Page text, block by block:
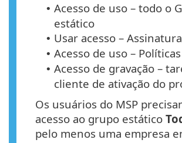
• Acesso de uso – todo o
estático
• Usar acesso –
• Acesso de uso – Políticas
• Acesso de gravação –
cliente de ativação do
Os usuários do MSP
acesso ao grupo estático
pelo menos uma empresa